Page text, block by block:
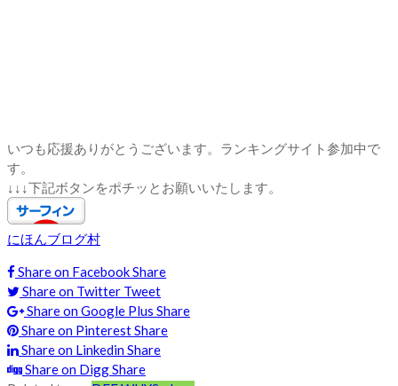
いつも応援ありがとうございます。ランキングサイト参加中で
す。
↓↓↓下記ボタンをポチッとお願いいたします。
にほんブログ村
Share on FacebookShare
Share on Twitter Tweet
Share on Google Plus Share
Share on PinterestShare
Share on LinkedinShare
Share on DiggShare